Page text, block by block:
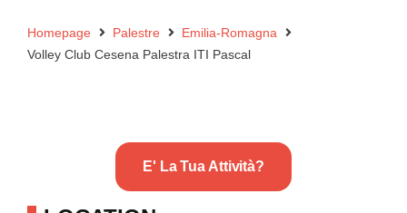
Homepage Palestre
Emilia-Romagna
Volley Club Cesena Palestra ITI Pascal
E' La Tua Attività?